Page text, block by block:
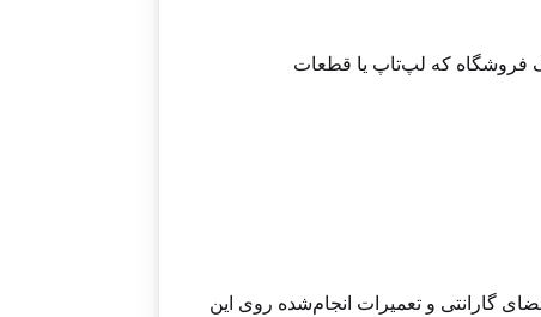
فروشگاه که لپ‌تاپ یا قطعات
تاریخ انقضای گارانتی و تعمیرات انجام‌شده روی این